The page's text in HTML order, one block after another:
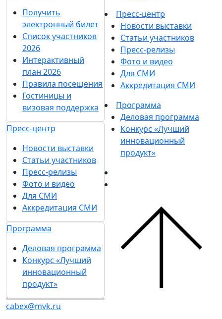
Получить
электронный билет
Список участников
2026
Интерактивный
план 2026
Правила посещения
Гостиницы и
визовая поддержка
Пресс-центр
Новости выставки
Статьи участников
Пресс-релизы
Фото и видео
Для СМИ
Аккредитация СМИ
Программа
Деловая программа
Конкурс «Лучший
инновационный
продукт»
cabex@mvk.ru
Пресс-центр
Новости выставки
Статьи участников
Пресс-релизы
Фото и видео
Для СМИ
Аккредитация СМИ
Программа
Деловая программа
Конкурс «Лучший
инновационный
продукт»